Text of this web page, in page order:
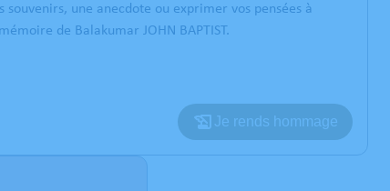
une anecdote ou exprimer vos pensées à
de Balakumar JOHN BAPTIST.
Je rends hommage